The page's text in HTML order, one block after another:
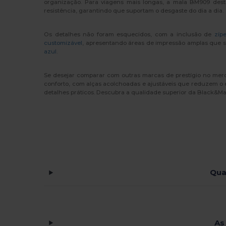
WK. Designed To Work (4)
organização. Para viagens mais longas, a mala BM909
resistência, garantindo que suportam o desgaste do dia a dia.
Os detalhes não foram esquecidos, com a inclusão de
customizável , apresentando áreas de impressão amplas
azul
Se desejar comparar com outras marcas de prestígio no
conforto, com alças acolchoadas e ajustáveis que reduzem
detalhes práticos. Descubra a qualidade superior da